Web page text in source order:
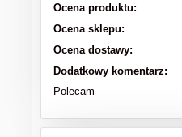
199,00 zł
do koszyka
Ocena produktu:
Ocena sklepu:
Ocena dostawy:
Dodatkowy komentarz:
Polecam